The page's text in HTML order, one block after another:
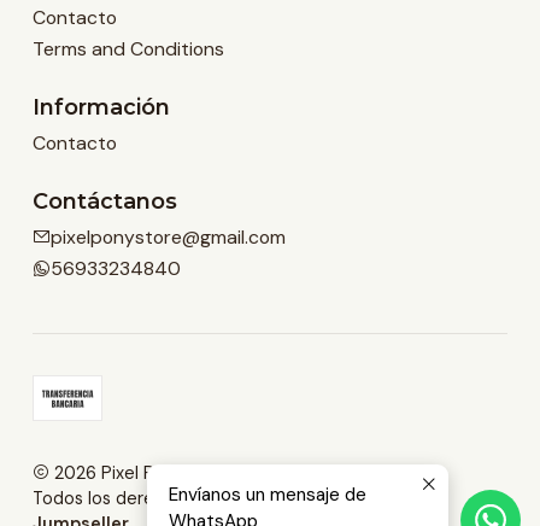
Contacto
Terms and Conditions
Información
Contacto
Contáctanos
pixelponystore@gmail.com
56933234840
2026 Pixel Pony Store.
Todos los derechos reservados.Desarrollado por
Envíanos un mensaje de
WhatsApp